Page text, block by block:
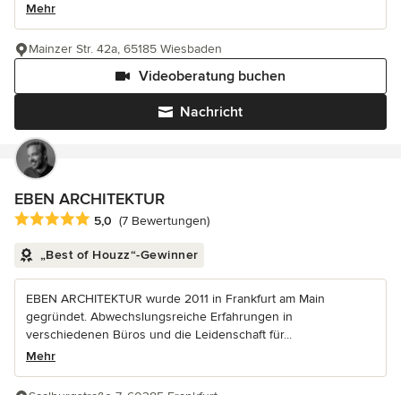
Mehr
Nachricht
Videoberatung buchen
Mainzer Str. 42a, 65185 Wiesbaden
EBEN ARCHITEKTUR
Durchschnittliche Bewertung: 5 von 5 Sternen
5,0 (7 Bewertungen)
„Best of Houzz“-Gewinner
EBEN ARCHITEKTUR wurde 2011 in Frankfurt am Main
gegründet. Abwechslungsreiche Erfahrungen in
verschiedenen Büros und die Leidenschaft für...
Mehr